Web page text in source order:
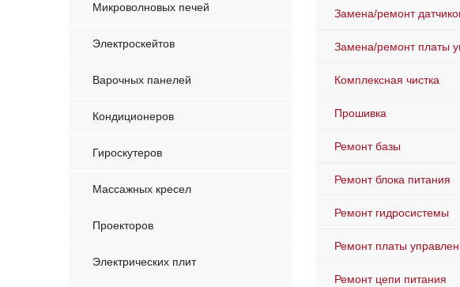
Микроволновых печей
Электроскейтов
Варочных панелей
Кондиционеров
Гироскутеров
Массажных кресел
Проекторов
Электрических плит
Замена/ремонт
Замена/ремонт платы
Комплексная чистка
Прошивка
Ремонт базы
Ремонт блока питания
Ремонт гидросистемы
Ремонт платы
Ремонт цепи питания